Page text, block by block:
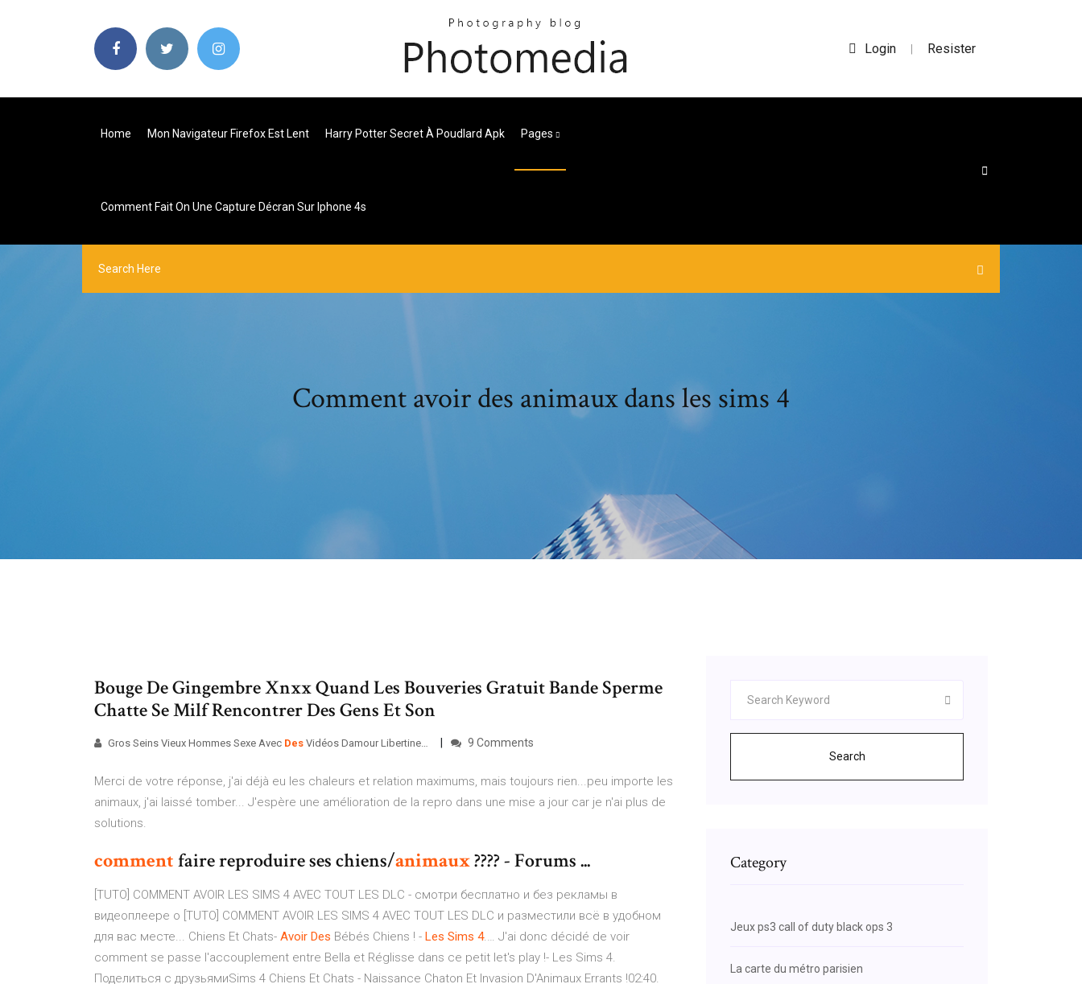
Login | Resister
Home Mon Navigateur Firefox Est Lent Harry Potter Secret À Poudlard Apk Pages
Comment Fait On Une Capture Décran Sur Iphone 4s
Comment avoir des animaux dans les sims 4
Bouge De Gingembre Xnxx Quand Les Bouveries Gratuit Bande Sperme
Chatte Se Milf Rencontrer Des Gens Et Son
Gros Seins Vieux Hommes Sexe Avec Des Vidéos Damour Libertine… 9 Comments
Merci de votre réponse, j'ai déjà eu les chaleurs et relation maximums, mais toujours rien...peu importe les
animaux, j'ai laissé tomber... J'espère une amélioration de la repro dans une mise a jour car je n'ai plus de
solutions.
commentfaire reproduire ses chiens/animaux???? - Forums ...
[TUTO] COMMENT AVOIR LES SIMS 4 AVEC TOUT LES DLC - смотри бесплатно и без рекламы в
видеоплеере о [TUTO] COMMENT AVOIR LES SIMS 4 AVEC TOUT LES DLC и разместили всё в удобном
для вас месте... Chiens Et Chats- Avoir Des Bébés Chiens ! - Les Sims 4.… J'ai donc décidé de voir
comment se passe l'accouplement entre Bella et Réglisse dans ce petit let's play !- Les Sims 4.
Поделиться с друзьямиSims 4 Chiens Et Chats - Naissance Chaton Et Invasion D'Animaux Errants !02:40.
Search
Category
Jeux ps3 call of duty black ops 3
La carte du métro parisien